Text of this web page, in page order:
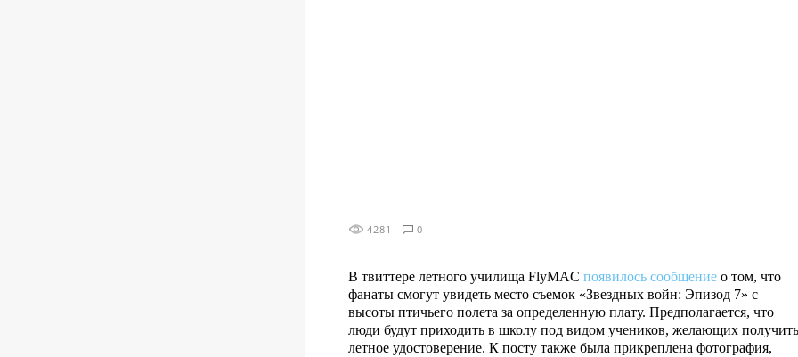
4281 0
В твиттере летного училища FlyMAC появилось сообщение о том, что
фанаты смогут увидеть место съемок «Звездных войн: Эпизод 7» с
высоты птичьего полета за определенную плату. Предполагается, что
люди будут приходить в школу под видом учеников, желающих получить
летное удостоверение. К посту также была прикреплена фотография,